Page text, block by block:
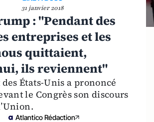
31 janvier 2018
: "Pendant des
entreprises et les
quittaient,
ils reviennent"
États-Unis a prononcé
le Congrès son discours
Atlantico Rédaction